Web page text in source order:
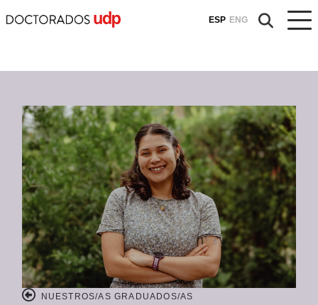
ESP ENG
NUESTROS/AS GRADUADOS/AS